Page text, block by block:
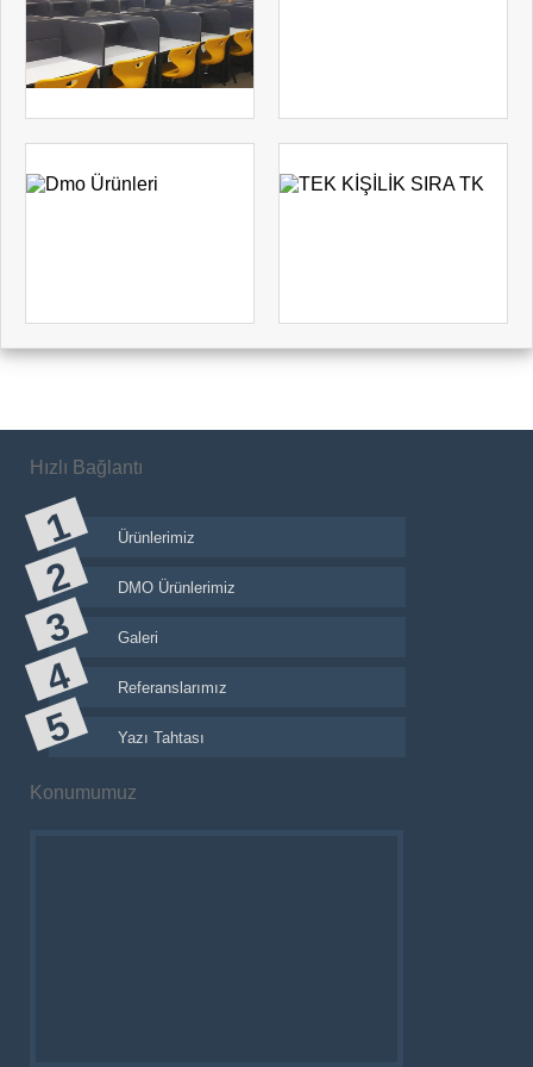
Hızlı Bağlantı
Ürünlerimiz
DMO Ürünlerimiz
Galeri
Referanslarımız
Yazı Tahtası
Konumumuz